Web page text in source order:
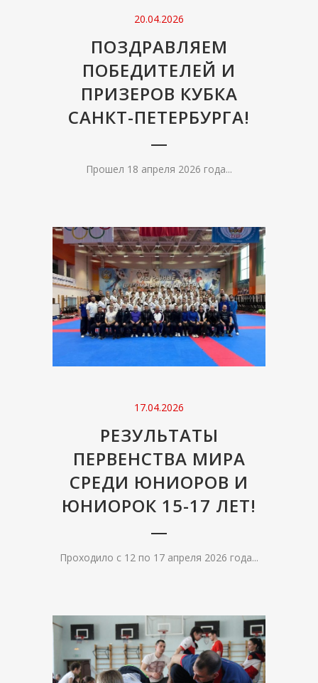
20.04.2026
ПОЗДРАВЛЯЕМ
ПОБЕДИТЕЛЕЙ И
ПРИЗЕРОВ КУБКА
САНКТ-ПЕТЕРБУРГА!
Прошел 18 апреля 2026 года...
17.04.2026
РЕЗУЛЬТАТЫ
ПЕРВЕНСТВА МИРА
СРЕДИ ЮНИОРОВ И
ЮНИОРОК 15-17 ЛЕТ!
Проходило с 12 по 17 апреля 2026 года...